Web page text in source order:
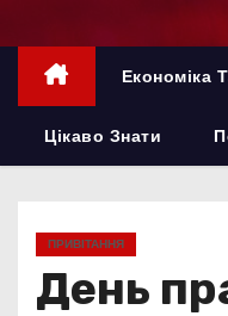
к
Економіка
Цікаво Знати
ПРИВІТАННЯ
День